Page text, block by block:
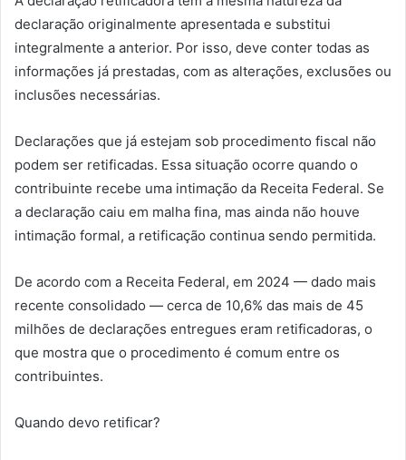
declaração originalmente apresentada e substitui
integralmente a anterior. Por isso, deve conter todas as
informações já prestadas, com as alterações, exclusões ou
inclusões necessárias.
Declarações que já estejam sob procedimento fiscal não
podem ser retificadas. Essa situação ocorre quando o
contribuinte recebe uma intimação da Receita Federal. Se
a declaração caiu em malha fina, mas ainda não houve
intimação formal, a retificação continua sendo permitida.
De acordo com a Receita Federal, em 2024 — dado mais
recente consolidado — cerca de 10,6% das mais de 45
milhões de declarações entregues eram retificadoras, o
que mostra que o procedimento é comum entre os
contribuintes.
Quando devo retificar?